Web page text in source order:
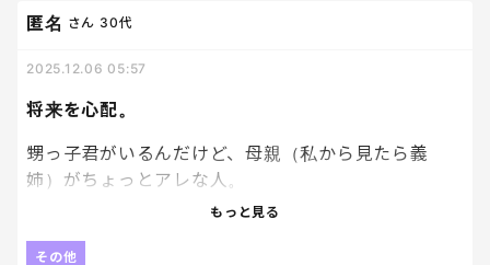
2人は違うクラスだから情報交換みたいな感じでいっ
つもこんな感じ。
私もこんな感じだったっけな。
いや、今の息子たちの方がロジカルにちゃんと会話
将来を心配。
匿名 さん 30代
2025.12.06 05:57
甥っ子君がいるんだけど、母親（私から見たら義
姉）がちょっとアレな人。
職歴バイト経験しかなくて、発言もおかしいし、も
人。
もっと見る
その他